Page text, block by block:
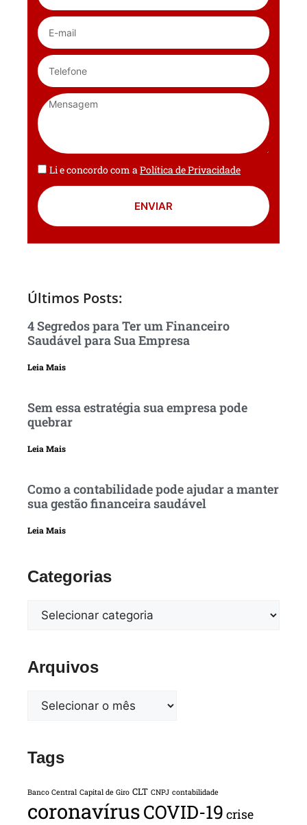
Li e concordo com aPolítica de Privacidade
ENVIAR
Últimos Posts:
4 Segredos para Ter um Financeiro
Saudável para Sua Empresa
Leia Mais
Sem essa estratégia sua empresa pode
quebrar
Leia Mais
Como a contabilidade pode ajudar a manter
sua gestão financeira saudável
Leia Mais
Categorias
Arquivos
Tags
Banco Central Capital de Giro CLT CNPJ contabilidade
coronavírusCOVID-19 crise